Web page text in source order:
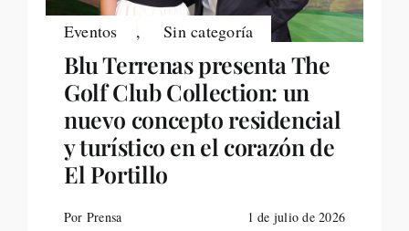
Eventos , Sin categoría
Blu Terrenas presenta The
Golf Club Collection: un
nuevo concepto residencial
y turístico en el corazón de
El Portillo
Por Prensa 1 de julio de 2026